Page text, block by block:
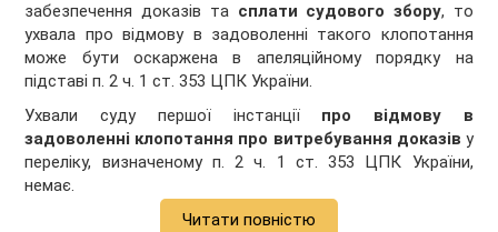
забезпечення доказів та сплати судового збору, то
ухвала про відмову в задоволенні такого клопотання
може бути оскаржена в апеляційному порядку на
підставі п. 2 ч. 1 ст. 353 ЦПК України.
Ухвали суду першої інстанції про відмову в
задоволенні клопотання про витребування доказів у
переліку, визначеному п. 2 ч. 1 ст. 353 ЦПК України,
немає.
Читати повністю